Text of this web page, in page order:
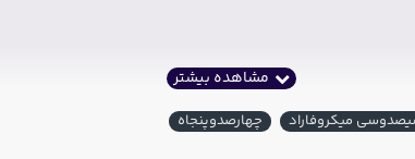
میکروفاراد چهارصدوپنجاه